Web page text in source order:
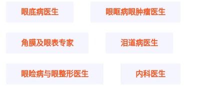
眼底病医生 眼眶病眼肿瘤医生
角膜及眼表专家 泪道病医生
眼睑病与眼整形医生 内科医生